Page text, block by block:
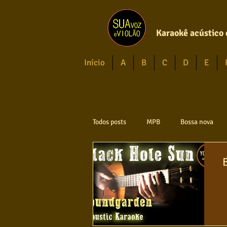
Karaokê acústico
Início A B C D E
Todos posts MPB Bossa nova
Axé Reggae Jazz
Violão instumental